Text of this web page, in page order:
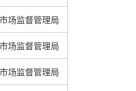
场监督管理局
场监督管理局
场监督管理局